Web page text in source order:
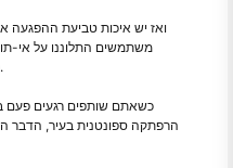
ואז יש איכות טביעת ההפגעה
משתמשים התלוננו על אי-
כשהתמונות שלהם יצאו עם צבע ירוק מוזר.
כשאתם שותפים רגעים פעם
הרפתקה ספונטנית בעיר, הדבר